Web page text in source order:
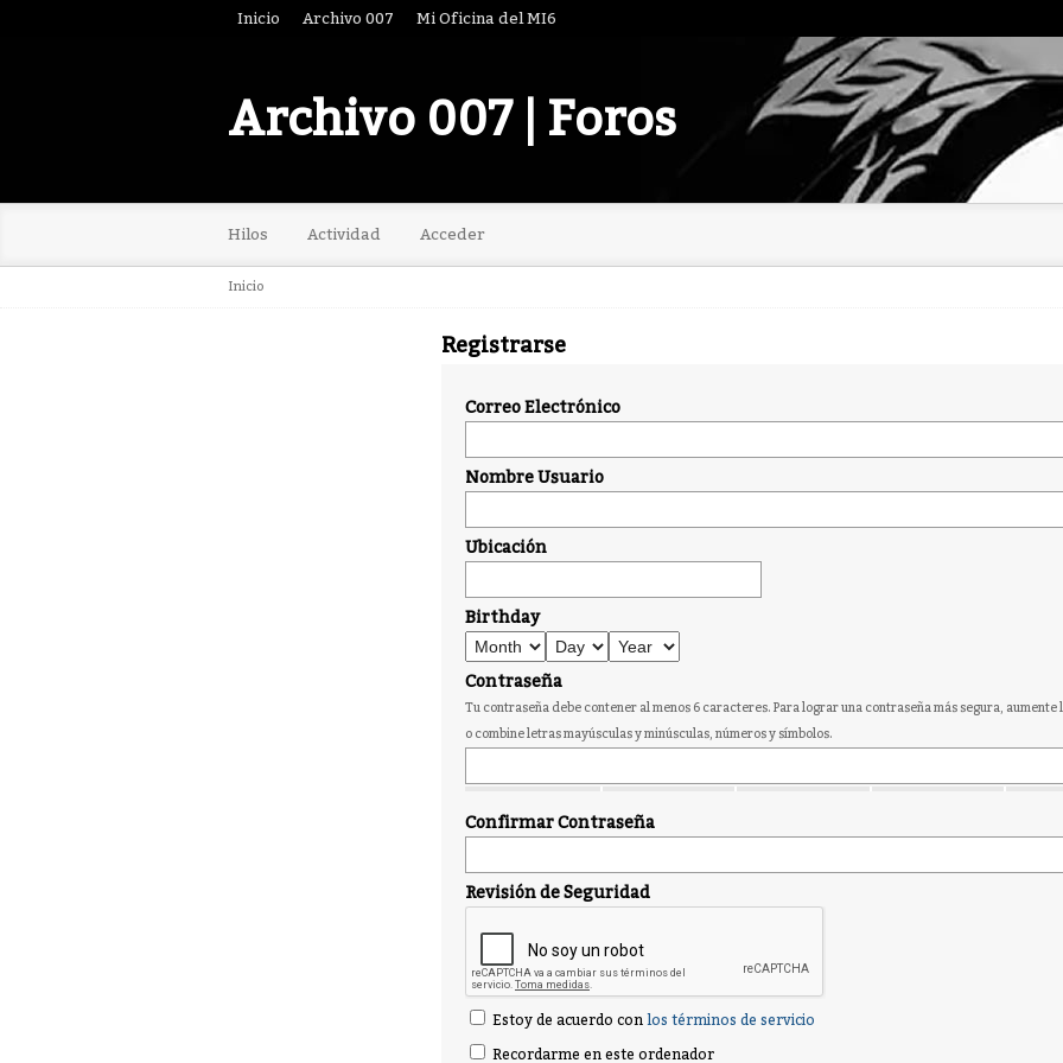
Inicio Archivo 007 Mi Oficina del MI6
Archivo 007 | Foros
Hilos Actividad Acceder
Inicio
Registrarse
Correo Electrónico
Nombre Usuario
Ubicación
Birthday
Contraseña
Tu contraseña debe contener al menos 6 caracteres. Para lograr una contraseña más segura, aumente
o combine letras mayúsculas y minúsculas, números y símbolos.
Confirmar Contraseña
Revisión de Seguridad
Estoy de acuerdo con los términos de servicio
Recordarme en este ordenador